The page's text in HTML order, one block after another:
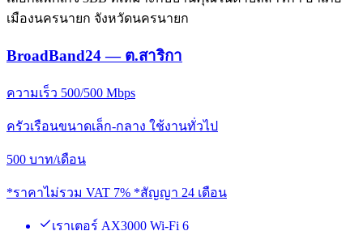
เมืองนครนายก จังหวัดนครนายก
BroadBand24 — ต.สาริกา
ความเร็ว 500/500 Mbps
ครัวเรือนขนาดเล็ก-กลาง ใช้งานทั่วไป
500 บาท/เดือน
*ราคาไม่รวม VAT 7% *สัญญา 24 เดือน
เราเตอร์ AX3000 Wi-Fi 6